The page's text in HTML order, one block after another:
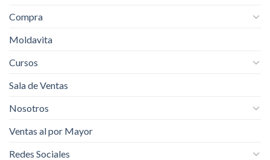
Compra
Moldavita
Cursos
Sala de Ventas
Nosotros
Ventas al por Mayor
Redes Sociales